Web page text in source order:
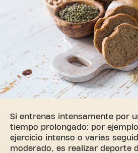
Si entrenas intensamente por
tiempo prolongado: por
ejercicio intenso o varias
moderado, es realizar deporte